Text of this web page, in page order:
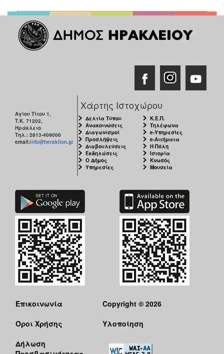
Αγίου Τίτου 1,
Τ.Κ. 71202,
Ηράκλειο
Τηλ.: 2813-409000
email:info@heraklion.gr
Χάρτης Ιστοχώρου
Δελτία Τύπου
Ανακοινώσεις
Διαγωνισμοί
Προσλήψεις
Διαβουλεύσεις
Εκδηλώσεις
Ο Δήμος
Υπηρεσίες
Κ.Ε.Π.
Τηλέφωνα
e-Υπηρεσίες
e-Αιτήματα
Η Πόλη
Ιστορία
Κνωσός
Μουσεία
Επικοινωνία
Όροι Χρήσης
Δήλωση
Copyright © 2026
Υλοποίηση